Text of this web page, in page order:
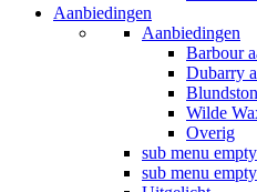
Aanbiedingen
Aanbiedingen
Barbour
Dubarry
Wilde
Overig
sub menu empty
sub menu empty